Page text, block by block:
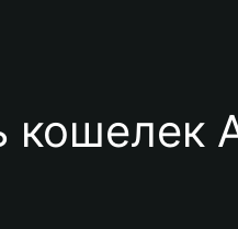
кошелек